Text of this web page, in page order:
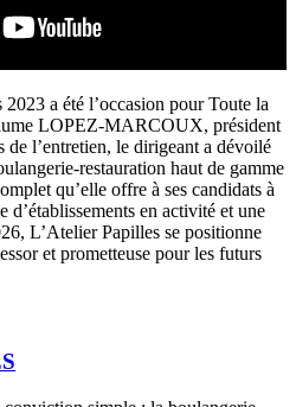
a été l’occasion pour Toute la
LOPEZ-MARCOUX, président
l’entretien, le dirigeant a dévoilé
restauration haut de gamme
qu’elle offre à ses candidats à
d’établissements en activité et une
L’Atelier Papilles se positionne
et prometteuse pour les futurs